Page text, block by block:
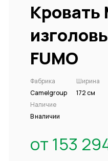
Кровать
FUMO
Фабрика
Camelgroup
Ширина
172 см
Наличие
В наличии
от 153